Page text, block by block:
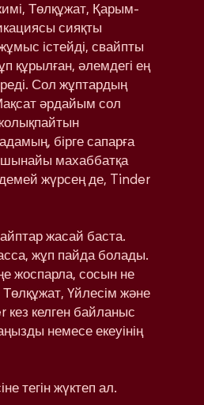
Төлқұжат, Қарым-
сияқты
істейді, свайпты
құрылған, әлемдегі ең
Сол жұптардың
әрдайым сол
бірге сапарға
шынайы махаббатқа
жүрсең де, Tinder
жасай баста.
жұп пайда болады.
жоспарла, сосын не
Үйлесім және
келген байланыс
немесе екеуінің
тегін жүктеп ал.